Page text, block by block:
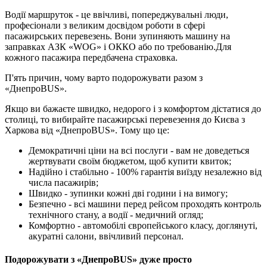
Водії маршруток - це ввічливі, попереджувальні люди,
професіонали з великим досвідом роботи в сфері
пасажирських перевезень. Вони зупиняють машину на
заправках АЗК «WOG» і ОККО або по требованію.Для
кожного пасажира передбачена страховка.
П'ять причин, чому варто подорожувати разом з
«ДнепроBUS».
Якщо ви бажаєте швидко, недорого і з комфортом дістатися до
столиці, то вибирайте пасажирські перевезення до Києва з
Харкова від «ДнепроBUS». Тому що це:
Демократичні ціни на всі послуги - вам не доведеться
жертвувати своїм бюджетом, щоб купити квиток;
Надійно і стабільно - 100% гарантія виїзду незалежно від
числа пасажирів;
Швидко - зупинки кожні дві години і на вимогу;
Безпечно - всі машини перед рейсом проходять контроль
технічного стану, а водії - медичний огляд;
Комфортно - автомобілі європейського класу, доглянуті,
акуратні салони, ввічливий персонал.
Подорожувати з «ДнепроBUS» дуже просто